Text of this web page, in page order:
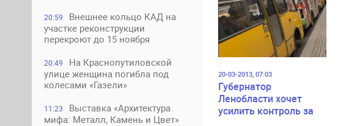
20:59
Внешнее кольцо КАД на
участке реконструкции
перекроют до 15 ноября
20:49
На Краснопутиловской
улице женщина погибла под
колесами «Газели»
11:23
Выставка «Архитектура
мифа: Металл, Камень и Цвет»
20-03-2013, 07:03
Губернатор
Ленобласти хочет
усилить контроль за